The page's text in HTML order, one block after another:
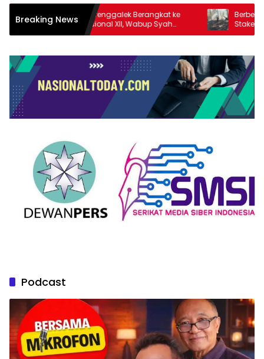
Breaking News
42 Pramuka Trenggalek Berangkat ke
Jambore Nasional XII, Wabup Syah
Pesankan Jaga Nama Baik Daerah
Berbekal
Stakeholder
Hutan Jatiprahu
Podcast